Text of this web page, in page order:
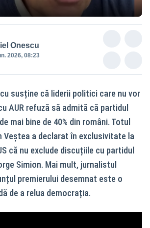
Onescu
2026, 08:23
susține că liderii politici care nu vor
AUR refuză să admită că partidul
mai bine de 40% din români. Totul
Veștea a declarat în exclusivitate la
că nu exclude discuțiile cu partidul
Simion. Mai mult, jurnalistul
premierului desemnat este o
de a relua democrația.